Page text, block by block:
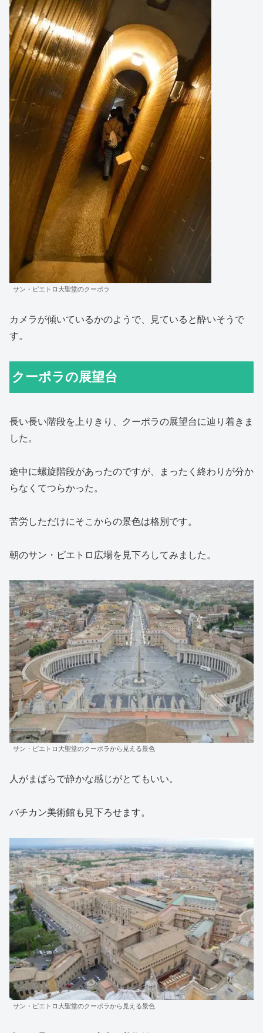
サン・ピエトロ大聖堂のクーポラ
カメラが傾いているかのようで、見ていると酔いそうで
す。
クーポラの展望台
長い長い階段を上りきり、クーポラの展望台に辿り着きま
した。
途中に螺旋階段があったのですが、まったく終わりが分か
らなくてつらかった。
苦労しただけにそこからの景色は格別です。
朝のサン・ピエトロ広場を見下ろしてみました。
サン・ピエトロ大聖堂のクーポラから見える景色
人がまばらで静かな感じがとてもいい。
バチカン美術館も見下ろせます。
サン・ピエトロ大聖堂のクーポラから見える景色